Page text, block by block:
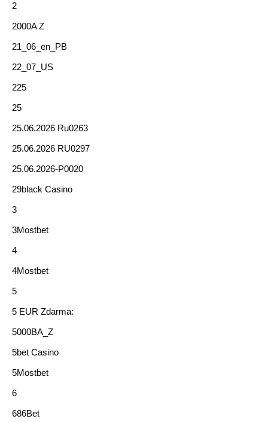
2
2000A Z
21_06_en_PB
22_07_US
225
25
25.06.2026 Ru0263
25.06.2026 RU0297
25.06.2026-P0020
29black Casino
3
3Mostbet
4
4Mostbet
5
5 EUR Zdarma:
5000BA_Z
5bet Casino
5Mostbet
6
686Bet